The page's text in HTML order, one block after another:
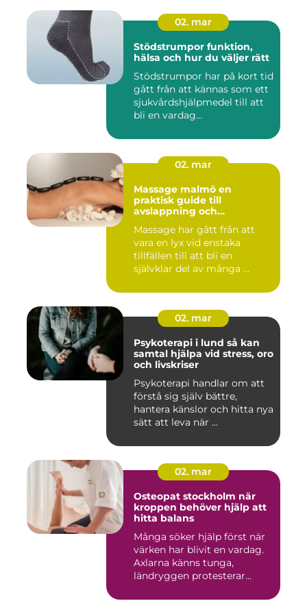
02. mar
Stödstrumpor funktion,
hälsa och hur du väljer rätt
Stödstrumpor har på kort tid
gått från att kännas som ett
sjukvårdshjälpmedel till att
bli en vardag...
02. mar
Massage malmö en
praktisk guide till
avslappning och
Massage har gått från att
vara en lyx vid enstaka
tillfällen till att bli en
självklar del av många ...
02. mar
Psykoterapi i lund så kan
samtal hjälpa vid stress, oro
och livskriser
Psykoterapi handlar om att
förstå sig själv bättre,
hantera känslor och hitta nya
sätt att leva när ...
02. mar
Osteopat stockholm när
kroppen behöver hjälp att
hitta balans
Många söker hjälp först när
värken har blivit en vardag.
Axlarna känns tunga,
ländryggen protesterar...